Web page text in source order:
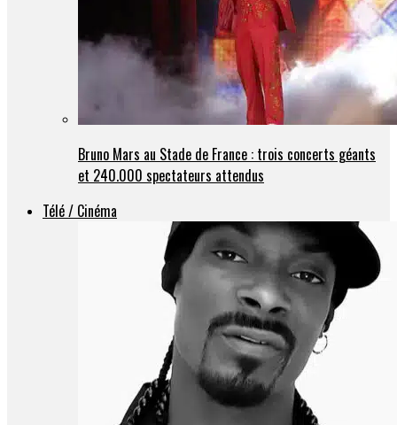
Bruno Mars au Stade de France : trois concerts géants
et 240.000 spectateurs attendus
Télé / Cinéma